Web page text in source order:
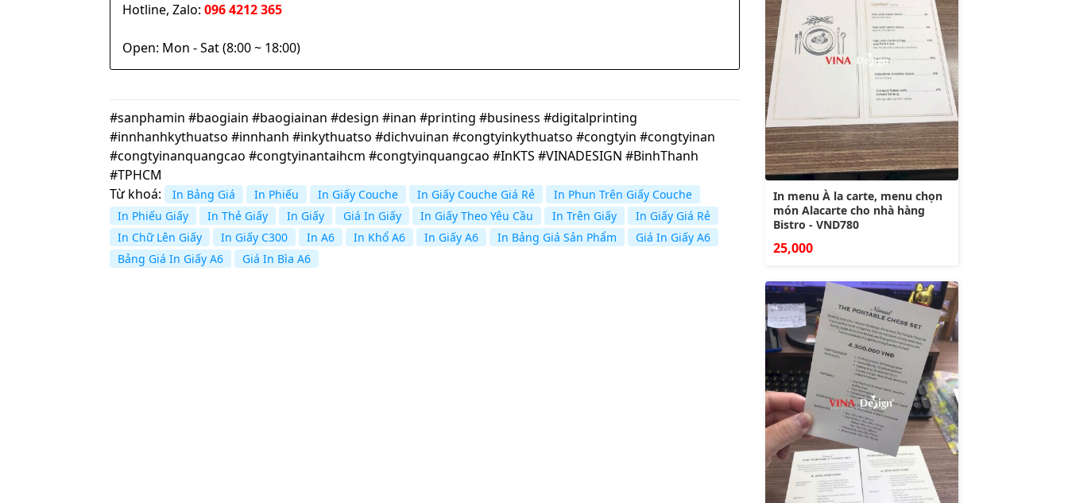
Hotline, Zalo: 096 4212 365
Open: Mon - Sat (8:00 ~ 18:00)
#sanphamin #baogiain #baogiainan #design #inan #printing #business #digitalprinting
#innhanhkythuatso #innhanh #inkythuatso #dichvuinan #congtyinkythuatso #congtyin #congtyinan
#congtyinanquangcao #congtyinantaihcm #congtyinquangcao #InKTS #VINADESIGN #BinhThanh
#TPHCM
Từ khoá:
In Bảng Giá In Phiếu In Giấy Couche In Giấy Couche Giá Rẻ
In Phun Trên Giấy Couche
In Phiếu Giấy
In Thẻ Giấy In Giấy Giá In Giấy In Giấy Theo Yêu Cầu In Trên Giấy
In Giấy Giá Rẻ
In Chữ Lên Giấy
In Giấy C300 In A6 In Khổ A6 In Giấy A6 In Bảng Giá Sản Phẩm
Giá In Giấy A6
Bảng Giá In Giấy A6
Giá In Bìa A6
In menu À la carte, menu chọn
món Alacarte cho nhà hàng
Bistro - VND780
25,000